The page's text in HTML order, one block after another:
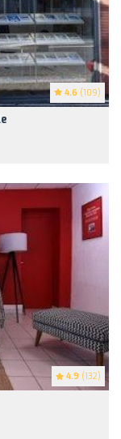
4.6 (109)
4.9 (132)